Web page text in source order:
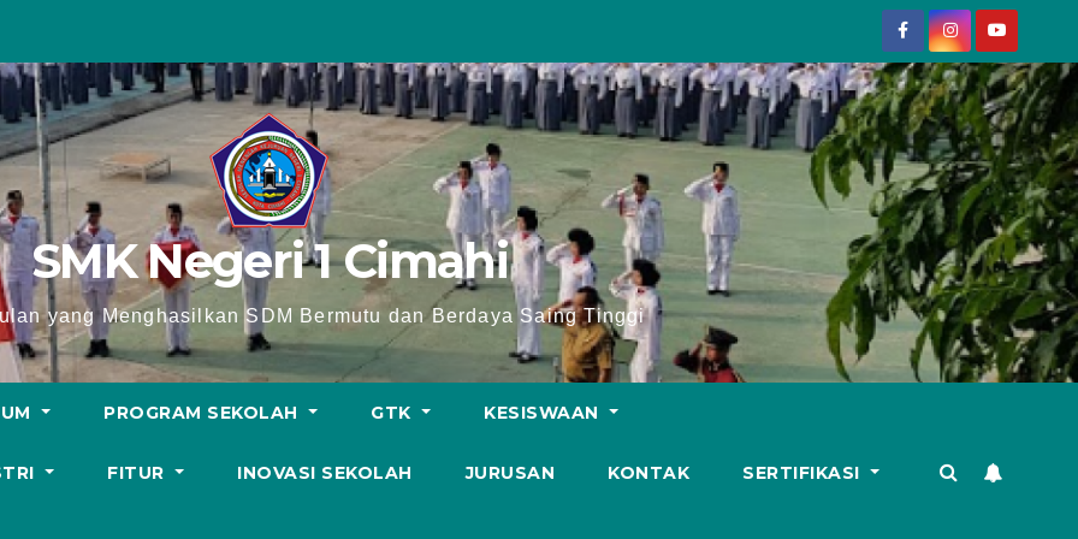
SMK Negeri 1 Cimahi
yang Menghasilkan SDM Bermutu dan Berdaya Saing Tinggi
PROGRAM SEKOLAH GTK KESISWAAN
FITUR INOVASI SEKOLAH JURUSAN KONTAK SERTIFIKASI